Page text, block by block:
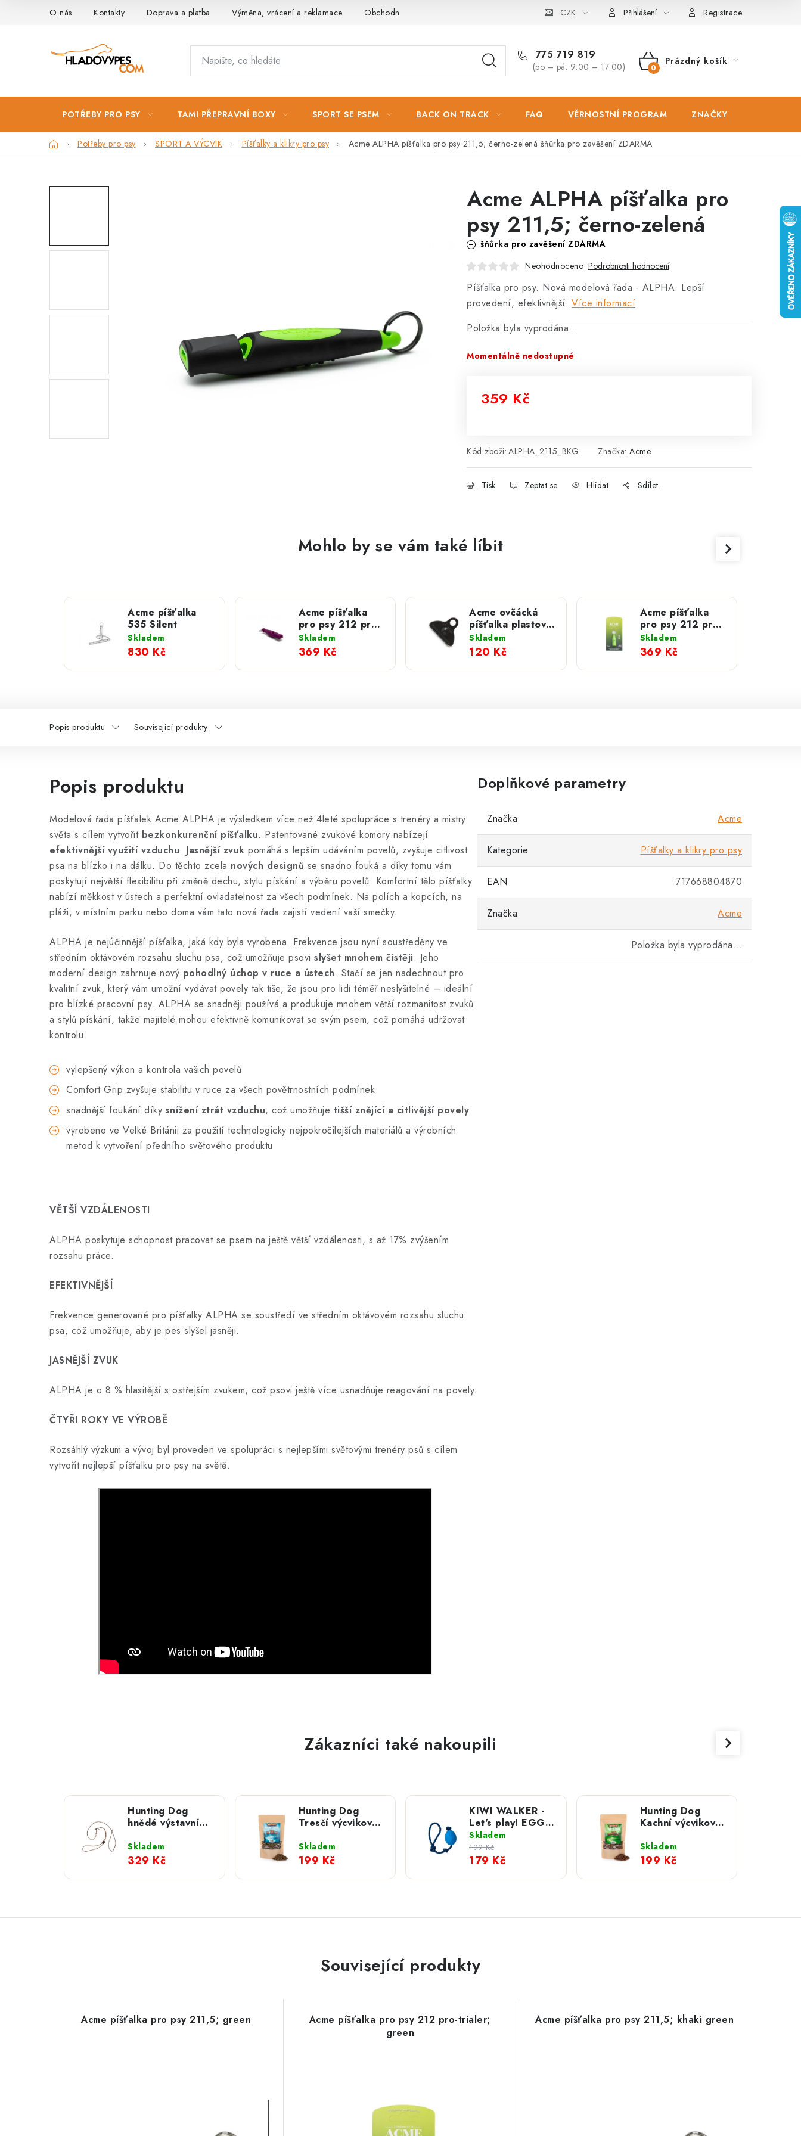
O nás Kontakty Doprava a platba Výměna, vrácení a reklamace Obchodní podmínky Podmínky ochrany osobních údajů Zásady použivání souboru cookies
CZK Přihlášení Registrace
775 719 819
(po – pá: 9:00 – 17:00)
NÁKUPNÍ
Prázdný košík
POTŘEBY PRO PSY TAMI PŘEPRAVNÍ BOXY SPORT SE PSEM BACK ON TRACK FAQ VĚRNOSTNÍ PROGRAM ZNAČKY
DomůPotřeby pro psy SPORT A VÝCVIK Píšťalky a klikry pro psy Acme ALPHA píšťalka pro psy 211,5; černo-zelená šňůrka pro zavěšení ZDARMA
Acme ALPHA píšťalka pro
psy 211,5; černo-zelená
šňůrka pro zavěšení ZDARMA
Neohodnoceno Podrobnosti hodnocení
Píšťalka pro psy. Nová modelová řada - ALPHA. Lepší
provedení, efektivnější. Více informací
Položka byla vyprodána…
Momentálně nedostupné
359 Kč
Kód zboží: ALPHA_2115_BKG Značka: Acme
Tisk Zeptat se Hlídat Sdílet
Mohlo by se vám také líbit
Acme píšťalka
535 Silent
Skladem
830 Kč
Acme píšťalka
pro psy 212 pro-
trialer; purple
Skladem
369 Kč
Acme ovčácká
píšťalka plastová
576; black
Skladem
120 Kč
Acme píšťalka
pro psy 212 pro-
trialer; green
Skladem
369 Kč
Popis produktu Související produkty
Popis produktu
Modelová řada píšťalek Acme ALPHA je výsledkem více než 4leté spolupráce s trenéry a mistry
světa s cílem vytvořit bezkonkurenční píšťalku. Patentované zvukové komory nabízejí
efektivnější využití vzduchu. Jasnější zvuk pomáhá s lepším udáváním povelů, zvyšuje citlivost
psa na blízko i na dálku. Do těchto zcela nových designů se snadno fouká a díky tomu vám
poskytují největší flexibilitu při změně dechu, stylu pískání a výběru povelů. Komfortní tělo píšťalky
nabízí měkkost v ústech a perfektní ovladatelnost za všech podmínek. Na polích a kopcích, na
pláži, v místním parku nebo doma vám tato nová řada zajistí vedení vaší smečky.
ALPHA je nejúčinnější píšťalka, jaká kdy byla vyrobena. Frekvence jsou nyní soustředěny ve
středním oktávovém rozsahu sluchu psa, což umožňuje psovi slyšet mnohem čistěji. Jeho
moderní design zahrnuje nový pohodlný úchop v ruce a ústech. Stačí se jen nadechnout pro
kvalitní zvuk, který vám umožní vydávat povely tak tiše, že jsou pro lidi téměř neslyšitelné – ideální
pro blízké pracovní psy. ALPHA se snadněji používá a produkuje mnohem větší rozmanitost zvuků
a stylů pískání, takže majitelé mohou efektivně komunikovat se svým psem, což pomáhá udržovat
kontrolu
vylepšený výkon a kontrola vašich povelů
Comfort Grip zvyšuje stabilitu v ruce za všech povětrnostních podmínek
snadnější foukání díky snížení ztrát vzduchu, což umožňuje tišší znějící a citlivější povely
vyrobeno ve Velké Británii za použití technologicky nejpokročilejších materiálů a výrobních
metod k vytvoření předního světového produktu
VĚTŠÍ VZDÁLENOSTI
ALPHA poskytuje schopnost pracovat se psem na ještě větší vzdálenosti, s až 17% zvýšením
rozsahu práce.
EFEKTIVNĚJŠÍ
Frekvence generované pro píšťalky ALPHA se soustředí ve středním oktávovém rozsahu sluchu
psa, což umožňuje, aby je pes slyšel jasněji.
JASNĚJŠÍ ZVUK
ALPHA je o 8 % hlasitější s ostřejším zvukem, což psovi ještě více usnadňuje reagování na povely.
ČTYŘI ROKY VE VÝROBĚ
Rozsáhlý výzkum a vývoj byl proveden ve spolupráci s nejlepšími světovými trenéry psů s cílem
vytvořit nejlepší píšťalku pro psy na světě.
Doplňkové parametry
Značka Acme
Kategorie Píšťalky a klikry pro psy
EAN 717668804870
Značka Acme
Položka byla vyprodána…
Zákazníci také nakoupili
Hunting Dog
hnědé výstavní
kůže, 120 cm
Skladem
329 Kč
Hunting Dog
Tresčí výcvikové
MINI
Skladem
199 Kč
KIWI WALKER -
Let's play! EGG;
Modrá
Skladem
179 Kč
199 Kč
Hunting Dog
Kachní výcvikové
MINI
Skladem
199 Kč
Související produkty
Acme píšťalka pro psy 211,5; green
Acme píšťalka pro psy 212 pro-trialer;
green
Acme píšťalka pro psy 211,5; khaki green